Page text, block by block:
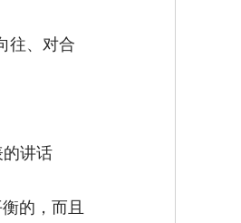
往、对合
的讲话
的，而且